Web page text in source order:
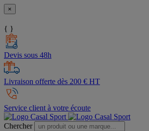
×
{ }
Devis sous 48h
Livraison offerte dès 200 € HT
Service client à votre écoute
Chercher